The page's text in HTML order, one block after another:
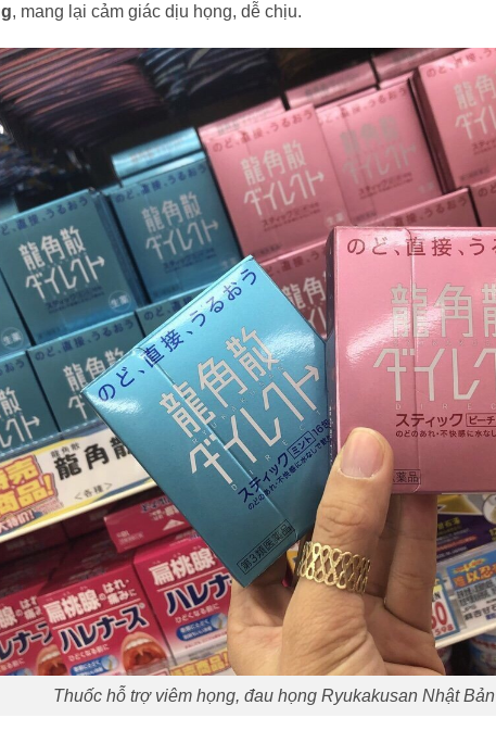
, mang lại cảm giác dịu họng, dễ chịu.
Thuốc hỗ trợ viêm họng, đau họng Ryukakusan Nhật Bản